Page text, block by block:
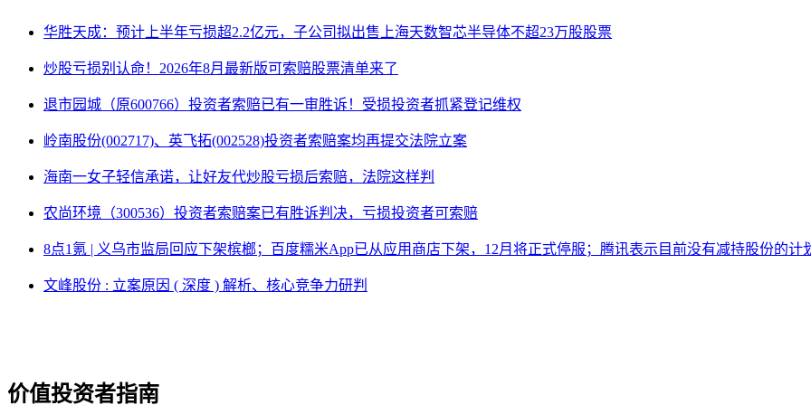
华胜天成：预计上半年亏损超2.2亿元，子公司拟出售上海天数智芯半导体不超23万股股票
炒股亏损别认命！2026年8月最新版可索赔股票清单来了
退市园城（原600766）投资者索赔已有一审胜诉！受损投资者抓紧登记维权
岭南股份(002717)、英飞拓(002528)投资者索赔案均再提交法院立案
海南一女子轻信承诺，让好友代炒股亏损后索赔，法院这样判
农尚环境（300536）投资者索赔案已有胜诉判决，亏损投资者可索赔
8点1氪 | 义乌市监局回应下架槟榔；百度糯米App已从应用商店下架，12月将正式停服；腾讯表示目前没有减持股份的计
文峰股份 : 立案原因 ( 深度 ) 解析、核心竞争力研判
价值投资者指南